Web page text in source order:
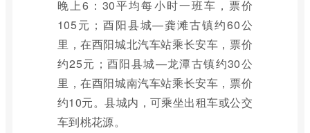
晚上6：30平均每小时一班车，票价
105元；酉阳县城—龚滩古镇约60公
里，在酉阳城北汽车站乘长安车，票价
约25元；酉阳县城—龙潭古镇约30公
里，在酉阳城南汽车站乘长安车，票价
约10元。县城内，可乘坐出租车或公交
车到桃花源。